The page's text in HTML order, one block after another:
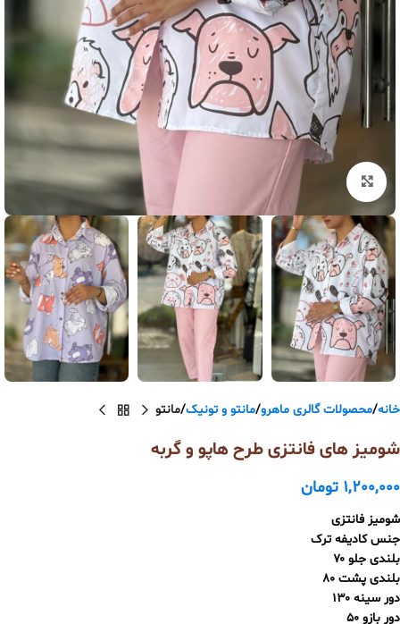
بزرگنمایی تصویر
خانه محصولات گالری ماهرو مانتو و تونیک مانتو
شومیز های فانتزی طرح هاپو و گربه
1,200,000 تومان
شومیز فانتزی
جنس کادیفه ترک
بلندی جلو ۷۰
بلندی پشت ۸۰
دور سینه ۱۳۰
دور بازو ۵۰